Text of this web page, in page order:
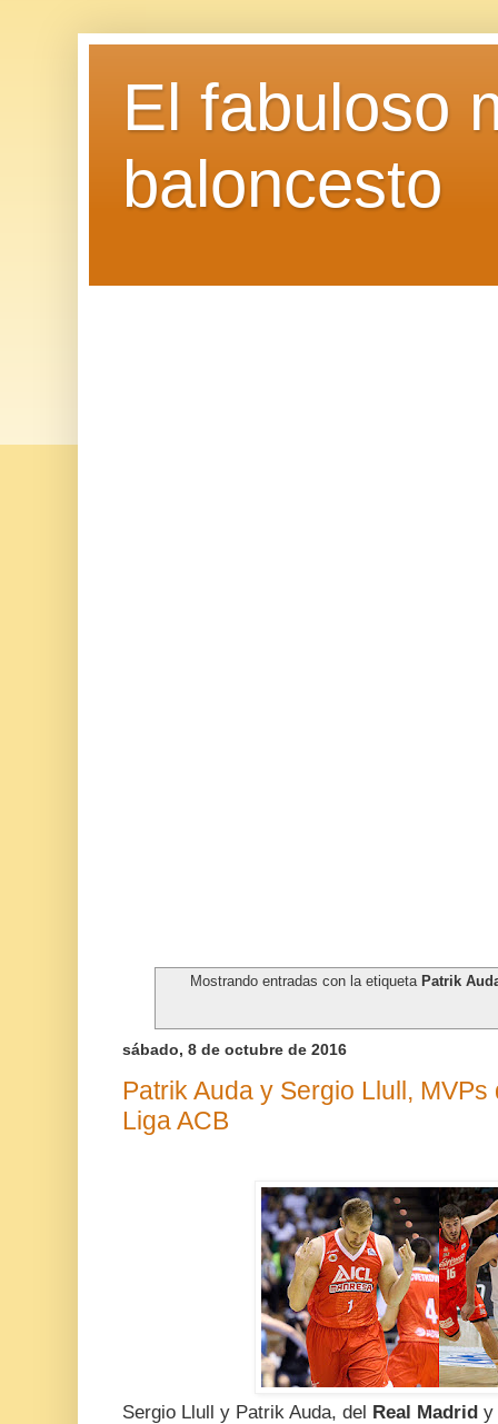
El fabuloso
baloncesto
Mostrando entradas con la etiqueta Patrik
sábado, 8 de octubre de 2016
Patrik Auda y Sergio Llull,
Liga ACB
Sergio Llull y Patrik Auda, del Real Madrid y